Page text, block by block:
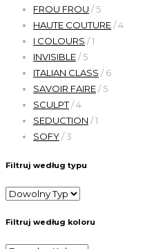
FROU FROU / 5
HAUTE COUTURE/ 4
I COLOURS / 1
INVISIBLE/ 5
ITALIAN CLASS / 6
SAVOIR FAIRE/ 5
SCULPT/ 4
SEDUCTION / 1
SOFY/ 3
Filtruj według typu
Filtruj według koloru